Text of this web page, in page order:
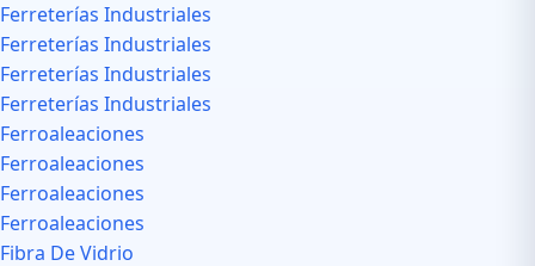
Ferreterías Industriales
Ferreterías Industriales
Ferreterías Industriales
Ferreterías Industriales
Ferroaleaciones
Ferroaleaciones
Ferroaleaciones
Ferroaleaciones
Fibra De Vidrio